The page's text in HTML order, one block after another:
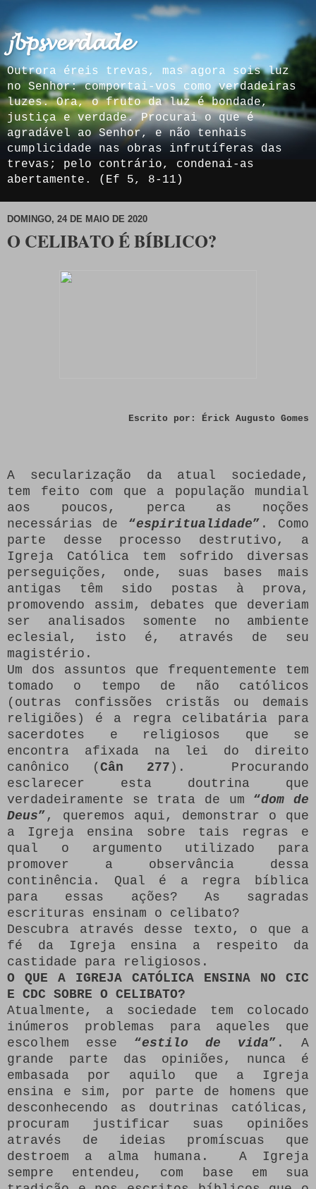
𝓳𝓫𝓹𝓼𝓿𝓮𝓻𝓭𝓪𝓭𝓮
Outrora éreis trevas, mas agora sois luz
no Senhor: comportai-vos como verdadeiras
luzes. Ora, o fruto da luz é bondade,
justiça e verdade. Procurai o que é
agradável ao Senhor, e não tenhais
cumplicidade nas obras infrutíferas das
trevas; pelo contrário, condenai-as
abertamente. (Ef 5, 8-11)
DOMINGO, 24 DE MAIO DE 2020
O CELIBATO É BÍBLICO?
Escrito por: Érick Augusto Gomes
A secularização da atual sociedade,
tem feito com que a população mundial
aos poucos, perca as noções
necessárias de “espiritualidade” . Como
parte desse processo destrutivo, a
Igreja Católica tem sofrido diversas
perseguições, onde, suas bases mais
antigas têm sido postas à prova,
promovendo assim, debates que deveriam
ser analisados somente no ambiente
eclesial, isto é, através de seu
magistério.
Um dos assuntos que frequentemente tem
tomado o tempo de não católicos
(outras confissões cristãs ou demais
religiões) é a regra celibatária para
sacerdotes e religiosos que se
encontra afixada na lei do direito
canônico (Cân 277 ). Procurando
esclarecer esta doutrina que
verdadeiramente se trata de um “dom de
Deus” , queremos aqui, demonstrar o que
a Igreja ensina sobre tais regras e
qual o argumento utilizado para
promover a observância dessa
continência. Qual é a regra bíblica
para essas ações? As sagradas
escrituras ensinam o celibato?
Descubra através desse texto, o que a
fé da Igreja ensina a respeito da
castidade para religiosos.
O QUE A IGREJA CATÓLICA ENSINA NO CIC
E CDC SOBRE O CELIBATO?
Atualmente, a sociedade tem colocado
inúmeros problemas para aqueles que
escolhem esse “estilo de vida” . A
grande parte das opiniões, nunca é
embasada por aquilo que a Igreja
ensina e sim, por parte de homens que
desconhecendo as doutrinas católicas,
procuram justificar suas opiniões
através de ideias promíscuas que
destroem a alma humana. A Igreja
sempre entendeu, com base em sua